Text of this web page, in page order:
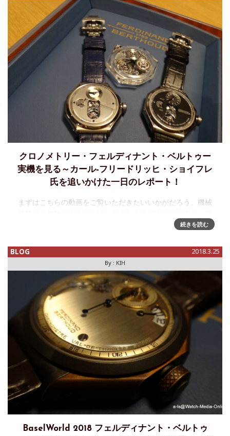
クロノメトリー・フェルディナント・ベルトゥー
実機を見る～カール‐フリードリッヒ・ショイフレ
氏を追いかけた一日のレポート！
まずはこちらの動画をご覧いただきたいいかがだろう、機械
械としての美しさや機構への探求心や、ともかく何らかのポ
についての否定的な評価や
続きを読む
BLOG 2018.3.25
By : KIH
BaselWorld 2018 フェルディナント・ベルトゥ